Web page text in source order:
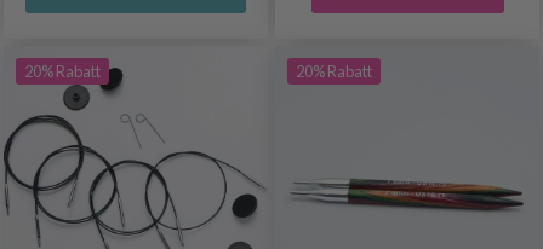
20% Rabatt 20% Rabatt